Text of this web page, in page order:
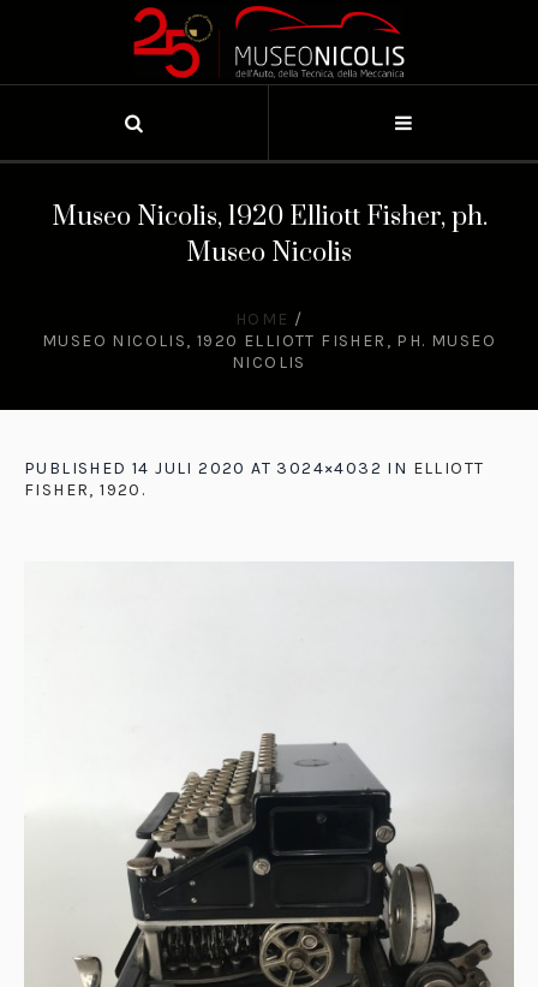
Museo Nicolis, 1920 Elliott Fisher, ph.
Museo Nicolis
HOME /
MUSEO NICOLIS, 1920 ELLIOTT FISHER, PH. MUSEO
NICOLIS
PUBLISHED 14 JULI 2020 AT 3024×4032 IN ELLIOTT
FISHER, 1920 .